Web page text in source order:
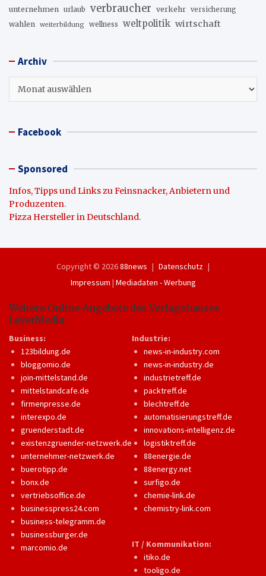
unternehmen urlaub verbraucher verkehr versicherung
wahlen weiterbildung wellness weltpolitik wirtschaft
Archiv
Facebook
Sponsored
Infos, Tipps und Links zu Feinsnacker, Anbietern und
Produzenten.
Pizza Hersteller in Deutschland.
Copyright © 202688news
Datenschutz
Impressum | Mediadaten - Werbung
Weitere Online-Angebote des Verlagshauses
LayerMedia:
Business:
123bildung.de
bloggomio.de
join-mittelstand.de
mittelstandcafe.de
firmenpresse.de
interexpo.de
gruenderstadt.de
existenzgruender-netzwerk.de
unternehmer-netzwerk.de
buerotipp.de
bonx.de
vertriebsoffice.de
businesspress24.com
business-telegramm.de
businessburger.de
marcomio.de
Industrie:
news-in-industry.com
news-in-industry.de
industrietreff.de
packtreff.de
blechtreff.de
automatisierungstreff.de
innovations-intelligenz.de
logistiktreff.de
88energie.de
88energy.net
surfigo.de
chemie-link.de
chemistry-link.com
IT / Kommunikation:
itiko.de
tooligo.de